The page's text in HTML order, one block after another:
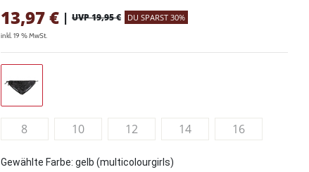
13,97€ | UVP 19,95 € DU SPARST 30%
inkl. 19 % MwSt.
8 10 12 14 16
Gewählte Farbe: gelb (multicolourgirls)